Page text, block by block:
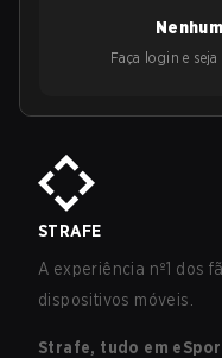
Faça login e
STRAFE
A experiência nº1 dos
dispositivos móveis.
Strafe, tudo em